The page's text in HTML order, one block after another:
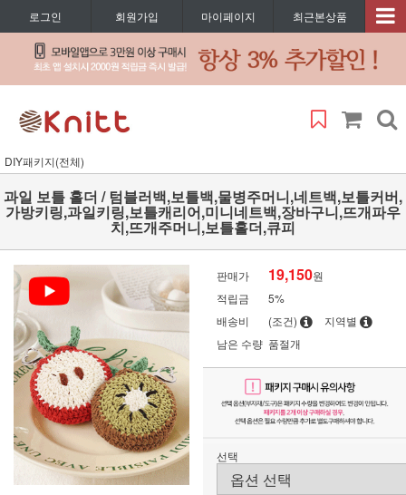
로그인 회원가입 마이페이지 최근본상품
DIY패키지(전체)
과일 보틀 홀더 / 텀블러백,보틀백,물병주머니,네트백,보틀커버,
가방키링,과일키링,보틀캐리어,미니네트백,장바구니,뜨개파우
치,뜨개주머니,보틀홀더,큐피
판매가 19,150원
적립금
5%
배송비
(조건)
지역별
남은 수량 품절개
선택